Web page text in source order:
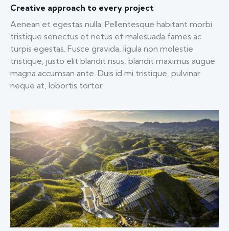
Creative approach to every project
Aenean et egestas nulla. Pellentesque habitant morbi
tristique senectus et netus et malesuada fames ac
turpis egestas. Fusce gravida, ligula non molestie
tristique, justo elit blandit risus, blandit maximus augue
magna accumsan ante. Duis id mi tristique, pulvinar
neque at, lobortis tortor.